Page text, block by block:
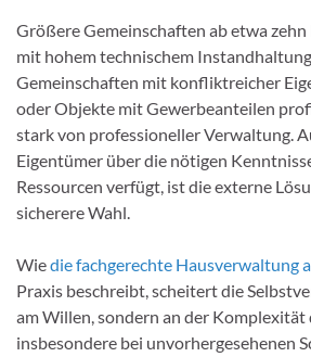
Größere Gemeinschaften ab etwa
mit hohem technischem
Gemeinschaften mit konfliktreicher
oder Objekte mit Gewerbeanteilen
stark von professioneller Verwaltung.
Eigentümer über die nötigen
Ressourcen verfügt, ist die externe
sicherere Wahl.
Wiedie fachgerechte Hausverwaltung
Praxis beschreibt, scheitert die
am Willen, sondern an der Komplexität
insbesondere bei unvorhergesehenen